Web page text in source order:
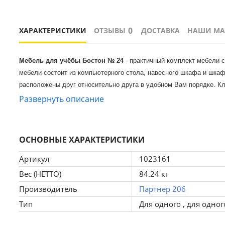
ХАРАКТЕРИСТИКИ ОТЗЫВЫ 0 ДОСТАВКА НАШИ
Мебель для учёбы Бостон № 24 - практичный комплект мебели
мебели состоит из компьютерного стола, навесного шкафа и
расположены друг относительно друга в удобном Вам порядке.
современного кабинета. Компьютерный стол имеет
дверка откроется). Шкаф предполагает крепление к стене,
кг. Узкий, высокий шкаф-пенал завершает композицию.
первой сборке модуля. Мебель для учёбы Бостон № 24 состоит
Описание коллекции мебели для домашнего офиса Бостон:
Серию Бостон составляют 7 практичных модулей, компонуя
Компьютерный стол, открытая и закрытая полочки, три шкафа и
Развернуть описание
ОСНОВНЫЕ ХАРАКТЕРИСТИКИ
Артикул
1023161
Вес (НЕТТО)
84.24 кг
Производитель
Партнер 206
Тип
Для одного , для